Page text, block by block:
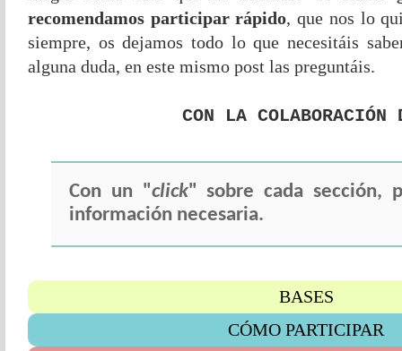
recomendamos participar rápido, que nos lo
siempre, os dejamos todo lo que necesitáis
alguna duda, en este mismo post las preguntáis.
CON LA COLABORACIÓN
Con un "click" sobre cada sección,
información necesaria.
BASES
CÓMO PARTICIPAR